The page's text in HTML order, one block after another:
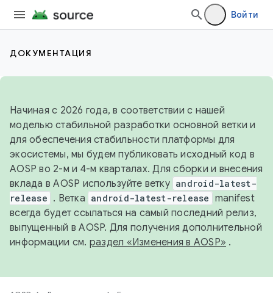
Войти
ДОКУМЕНТАЦИЯ
Начиная с 2026 года, в соответствии с нашей
моделью стабильной разработки основной ветки и
для обеспечения стабильности платформы для
экосистемы, мы будем публиковать исходный код в
AOSP во 2-м и 4-м кварталах. Для сборки и внесения
вклада в AOSP используйте ветку android-latest-
release . Ветка android-latest-release manifest
всегда будет ссылаться на самый последний релиз,
выпущенный в AOSP. Для получения дополнительной
информации см. раздел «Изменения в AOSP» .